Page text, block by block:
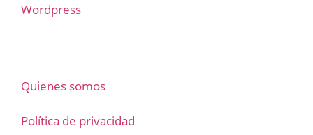
Wordpress
Quienes somos
Política de privacidad